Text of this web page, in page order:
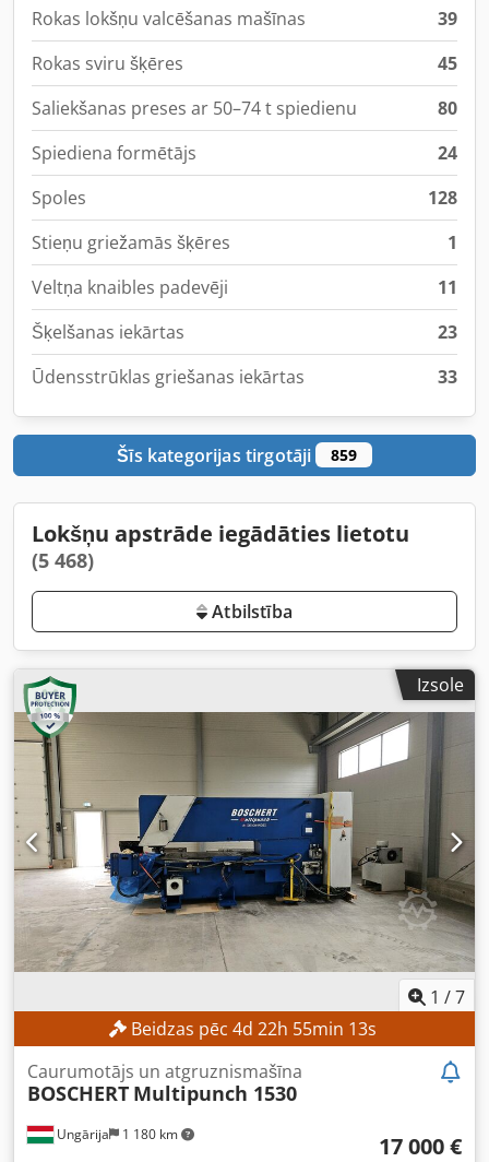
Rokas lokšņu valcēšanas mašīnas
39
Rokas sviru šķēres
45
Saliekšanas preses ar 50–74 t spiedienu
80
Spiediena formētājs
24
Spoles
128
Stieņu griežamās šķēres
1
Veltņa knaibles padevēji
11
Šķelšanas iekārtas
23
Ūdensstrūklas griešanas iekārtas
33
Šīs kategorijas tirgotāji 859
Lokšņu apstrāde iegādāties lietotu
(5 468)
Atbilstība
Izsole
1 /7
Beidzas pēc 4d 22h 55min 11s
Ungārija 1 180 km
Caurumotājs un atgruznismašīna
BOSCHERT Multipunch 1530
17 000 €